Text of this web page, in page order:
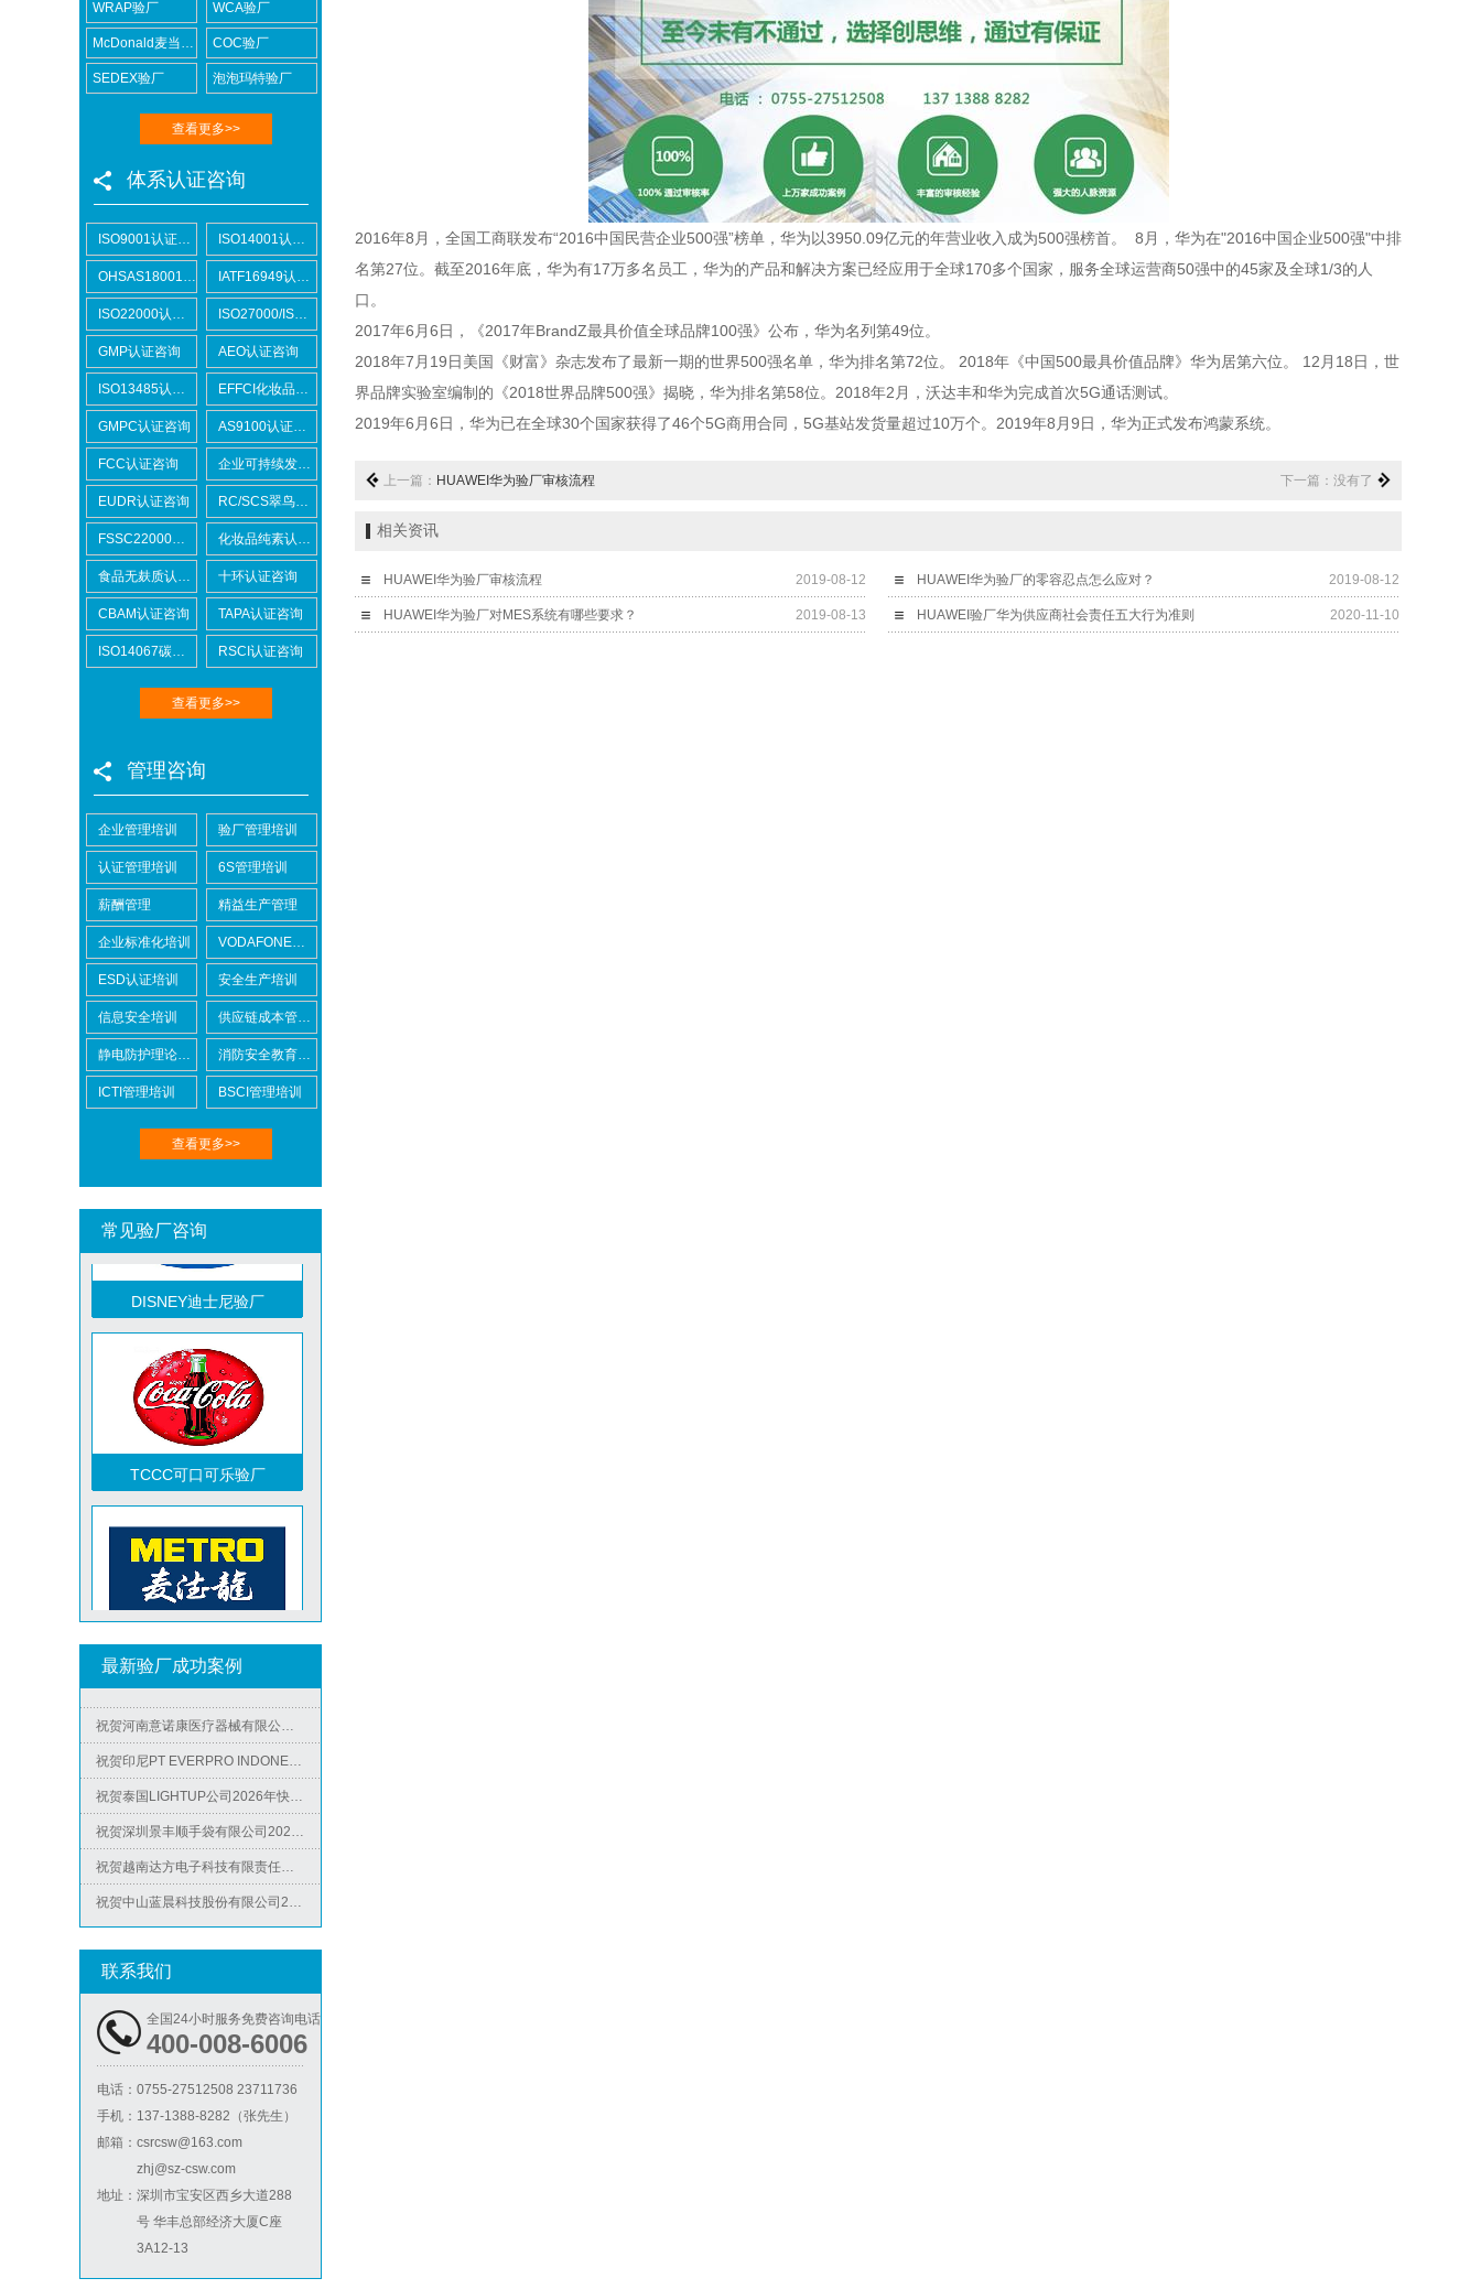
WRAP验厂 WCA验厂
McDonald麦当劳验厂 COC验厂
SEDEX验厂 泡泡玛特验厂
查看更多>>
体系认证咨询
ISO9001认证咨询 ISO14001认证咨询
OHSAS18001认证咨询 IATF16949认证咨询
ISO22000认证咨询 ISO27000/ISO27001认证咨询
GMP认证咨询 AEO认证咨询
ISO13485认证咨询 EFFCI化妆品原料认证咨询
GMPC认证咨询 AS9100认证咨询
FCC认证咨询 企业可持续发展SCORE认证咨询
EUDR认证咨询 RC/SCS翠鸟认证咨询
FSSC22000认证咨询 化妆品纯素认证咨询
食品无麸质认证咨询 十环认证咨询
CBAM认证咨询 TAPA认证咨询
ISO14067碳足迹 RSCI认证咨询
查看更多>>
管理咨询
企业管理培训 验厂管理培训
认证管理培训 6S管理培训
薪酬管理 精益生产管理
企业标准化培训 VODAFONE认证知识培训
ESD认证培训 安全生产培训
信息安全培训 供应链成本管控培训
静电防护理论培训 消防安全教育培训
ICTI管理培训 BSCI管理培训
查看更多>>
常见验厂咨询
Lowe's劳氏验厂
BSCI验厂
ICTI验厂
DISNEY迪士尼验厂
TCCC可口可乐验厂
Metro麦德龙验厂
ICS验厂
Lowe's劳氏验厂
BSCI验厂
最新验厂成功案例
祝贺越南达方电子科技有限责任公司2026年快速通过RBA-VAP审核并取得178分银牌
祝贺河南意诺康医疗器械有限公司2026年快速通过GMP认证
祝贺印尼PT EVERPRO INDONESIA TECHNOLOGIES公司2026年快速通过RBA-VAP审核
祝贺泰国LIGHTUP公司2026年快速通过SCAN验厂审核并取得99分
祝贺深圳景丰顺手袋有限公司2026年快速通过SGS-GRS认证
祝贺越南达方电子科技有限责任公司2026年快速通过RBA-VAP审核并取得178分银牌
祝贺中山蓝晨科技股份有限公司2026年快速通过BSCI验厂-B级
祝贺台湾JE HONG INTERNATIONAL TEXTILE CO., LTD 2026年快速通过GRS认证
祝贺河南意诺康医疗器械有限公司2026年快速通过GMP认证
祝贺印尼PT EVERPRO INDONESIA TECHNOLOGIES公司2026年快速通过RBA-VAP审核
联系我们
全国24小时服务免费咨询电话
400-008-6006
电话： 0755-27512508 23711736
手机： 137-1388-8282（张先生）
邮箱： csrcsw@163.com
zhj@sz-csw.com
地址： 深圳市宝安区西乡大道288
号 华丰总部经济大厦C座
3A12-13
2016年8 月，全国工商联发布“2016中国民营企业500强”榜单，华为以3950.09亿元的年营业收入成为500强榜首。 8 月，华为在"2016中国企业500强"中排
名第27位。截至2016年底，华为有17万多名员工，华为的产品和解决方案已经应用于全球170多个国家，服务全球运营商50强中的45家及全球1/3的人
口。
2017年6 月6日，《2017年BrandZ最具价值全球品牌100强》公布，华为名列第49位。
2018年7 月 19日美国《财富》杂志发布了最新一期的世界500强名单，华为排名第72位。 2018年《中国500最具价值品牌》华为居第六位。 12 月 18日，世
界品牌实验室编制的《2018世界品牌500强》揭晓，华为排名第58位。 2018年2 月，沃达丰和华为完成首次5G通话测试。
2019年6 月6日，华为已在全球30个国家获得了46个5G商用合同， 5G基站发货量超过10万个。 2019年8 月9日，华为正式发布鸿蒙系统。
上一篇： HUAWEI华为验厂审核流程 下一篇：没有了
相关资讯
HUAWEI华为验厂审核流程 2019-08-12 HUAWEI华为验厂的零容忍点怎么应对？ 2019-08-12
HUAWEI华为验厂对MES系统有哪些要求？ 2019-08-13 HUAWEI验厂华为供应商社会责任五大行为准则 2020-11-10